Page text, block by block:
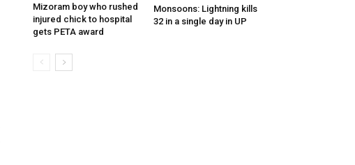
Mizoram boy who rushed
injured chick to hospital
gets PETA award
Monsoons: Lightning kills
32 in a single day in UP